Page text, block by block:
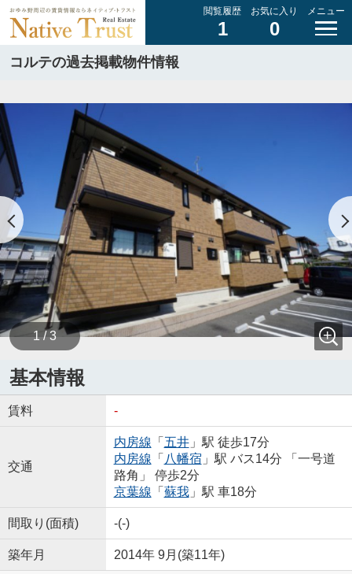
閲覧履歴
1
お気に入り
0
メニュー
コルテの過去掲載物件情報
1 / 3
基本情報
賃料 -
交通
内房線 「 五井」駅 徒歩17分
内房線 「 八幡宿 」駅 バス14分 「一号道
路角」 停歩2分
京葉線 「 蘇我」駅 車18分
間取り(面積) -(-)
築年月 2014年 9月(築11年)